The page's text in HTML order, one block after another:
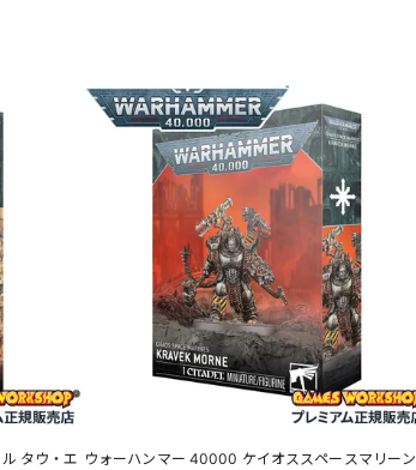
タウ・エ ウォーハンマー 40000 ケイオススペースマリーン